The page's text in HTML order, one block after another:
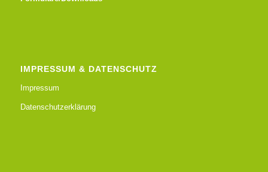
IMPRESSUM & DATENSCHUTZ
Impressum
Datenschutzerklärung